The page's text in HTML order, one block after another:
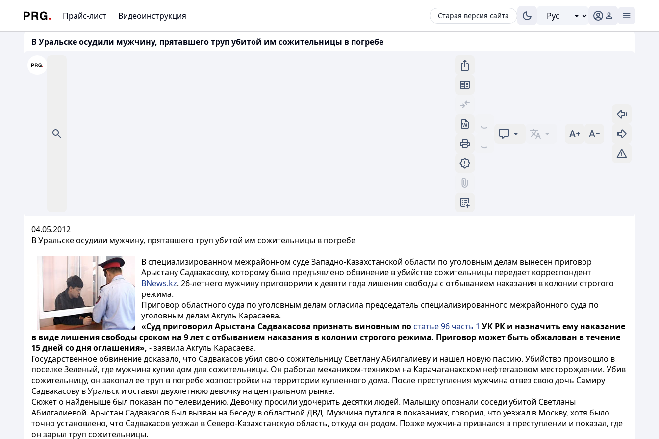
Прайс-лист Видеоинструкция Старая версия сайта
В Уральске осудили мужчину, прятавшего труп убитой им сожительницы в погребе
04.05.2012
В Уральске осудили мужчину, прятавшего труп убитой им сожительницы в погребе
В специализированном межрайонном суде Западно-Казахстанской области по уголовным делам вынесен приговор
Арыстану Садвакасову, которому было предъявлено обвинение в убийстве сожительницы передает корреспондент
BNews.kz. 26-летнего мужчину приговорили к девяти года лишения свободы с отбыванием наказания в колонии строгого
режима.
Приговор областного суда по уголовным делам огласила председатель специализированного межрайонного суда по
уголовным делам Акгуль Карасаева.
«Суд приговорил Арыстана Садвакасова признать виновным по статье 96 часть 1 УК РК и назначить ему наказание
в виде лишения свободы сроком на 9 лет с отбыванием наказания в колонии строгого режима. Приговор может быть обжалован в течение
15 дней со дня оглашения», - заявила Акгуль Карасаева.
Государственное обвинение доказало, что Садвакасов убил свою сожительницу Светлану Абилгалиеву и нашел новую пассию. Убийство произошло в
поселке Зеленый, где мужчина купил дом для сожительницы. Он работал механиком-техником на Карачаганакском нефтегазовом месторождении. Убив
сожительницу, он закопал ее труп в погребе хозпостройки на территории купленного дома. После преступления мужчина отвез свою дочь Самиру
Садвакасову в Уральск и оставил двухлетнюю девочку на центральном рынке.
Сюжет о найденыше был показан по телевидению. Девочку просили удочерить десятки людей. Малышку опознали соседи убитой Светланы
Абилгалиевой. Арыстан Садвакасов был вызван на беседу в областной ДВД. Мужчина путался в показаниях, говорил, что уезжал в Москву, хотя было
точно установлено, что Садвакасов уезжал в Северо-Казахстанскую область, откуда он родом. Позже мужчина признался в преступлении и показал, где
он зарыл труп сожительницы.